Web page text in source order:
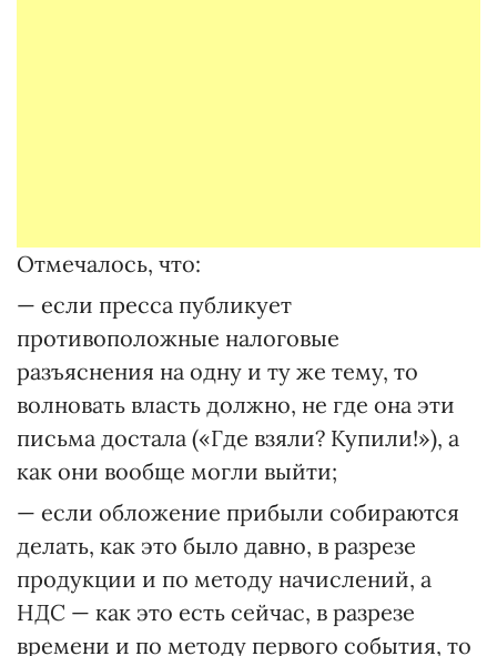
Отмечалось, что:
— если пресса публикует
противоположные налоговые
разъяснения на одну и ту же тему, то
волновать власть должно, не где она эти
письма достала («Где взяли? Купили!»), а
как они вообще могли выйти;
— если обложение прибыли собираются
делать, как это было давно, в разрезе
продукции и по методу начислений, а
НДС — как это есть сейчас, в разрезе
времени и по методу первого события, то